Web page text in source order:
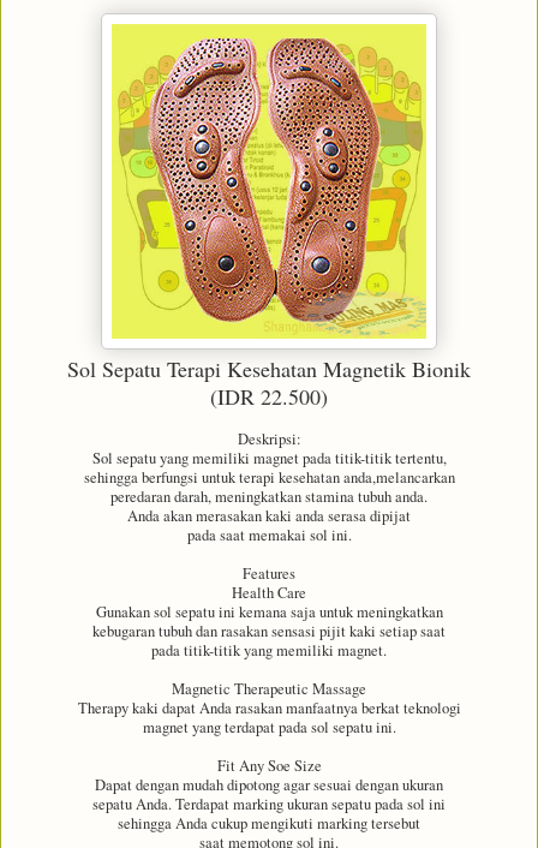
Sol Sepatu Terapi Kesehatan Magnetik Bionik
(IDR 22.500)
Deskripsi:
Sol sepatu yang memiliki magnet pada titik-titik tertentu,
sehingga berfungsi untuk terapi kesehatan anda,melancarkan
peredaran darah, meningkatkan stamina tubuh anda.
Anda akan merasakan kaki anda serasa dipijat
pada saat memakai sol ini.
Features
Health Care
Gunakan sol sepatu ini kemana saja untuk meningkatkan
kebugaran tubuh dan rasakan sensasi pijit kaki setiap saat
pada titik-titik yang memiliki magnet.
Magnetic Therapeutic Massage
Therapy kaki dapat Anda rasakan manfaatnya berkat teknologi
magnet yang terdapat pada sol sepatu ini.
Fit Any Soe Size
Dapat dengan mudah dipotong agar sesuai dengan ukuran
sepatu Anda. Terdapat marking ukuran sepatu pada sol ini
sehingga Anda cukup mengikuti marking tersebut
saat memotong sol ini.